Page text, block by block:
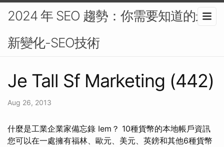
2024 年 SEO 趨勢：你需要知道的最
新變化-SEO技術
Je Tall Sf Marketing (442)
Aug 26, 2013
什麼是工業企業家備忘錄 Iem？ 10種貨幣的本地帳戶資訊
您可以在一處擁有福林、歐元、美元、英鎊和其他6種貨幣